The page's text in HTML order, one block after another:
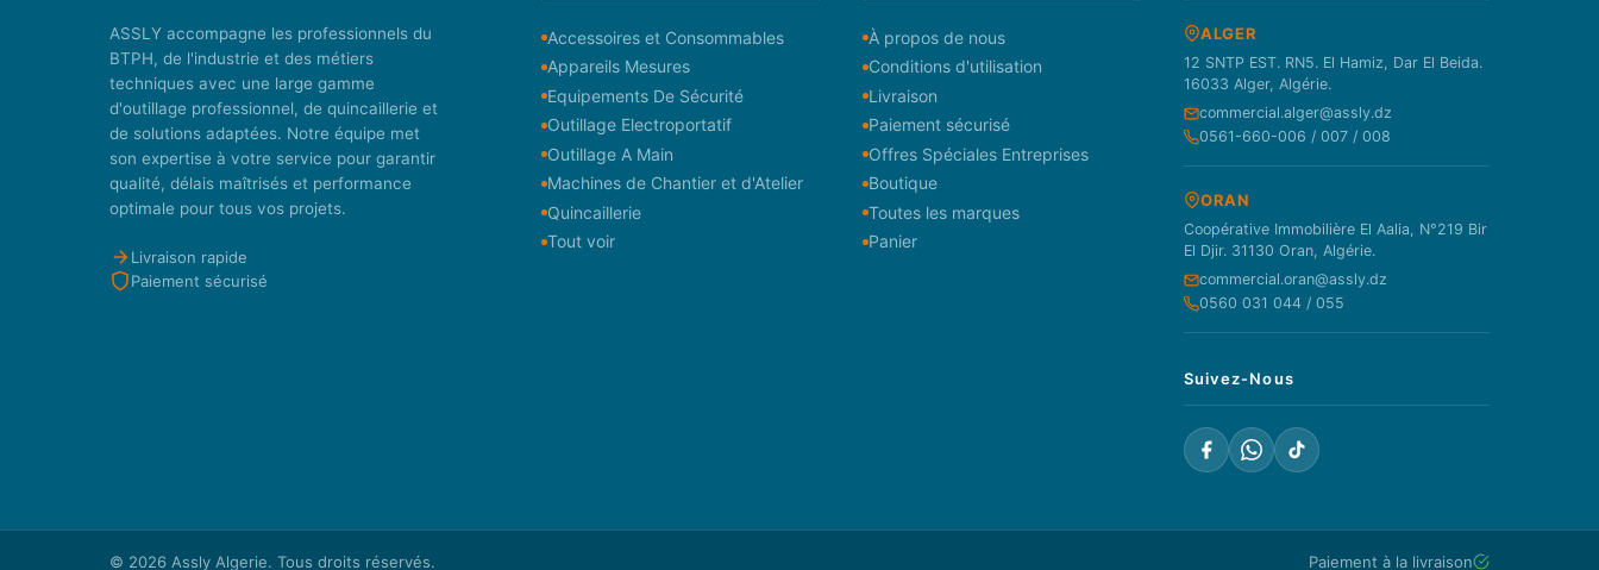
ASSLY accompagne les professionnels du
BTPH, de l'industrie et des métiers
techniques avec une large gamme
d'outillage professionnel, de quincaillerie et
de solutions adaptées. Notre équipe met
son expertise à votre service pour garantir
qualité, délais maîtrisés et performance
optimale pour tous vos projets.
Livraison rapide
Paiement sécurisé
Accessoires et Consommables
Appareils Mesures
Equipements De Sécurité
Outillage Electroportatif
Outillage A Main
Machines de Chantier et d'Atelier
Quincaillerie
Tout voir
À propos de nous
Conditions d'utilisation
Livraison
Paiement sécurisé
Offres Spéciales Entreprises
Boutique
Toutes les marques
Panier
ALGER
12 SNTP EST. RN5. El Hamiz, Dar El Beida.
16033 Alger, Algérie.
commercial.alger@assly.dz
0561-660-006 / 007 / 008
ORAN
Coopérative Immobilière El Aalia, N°219 Bir
El Djir. 31130 Oran, Algérie.
commercial.oran@assly.dz
0560 031 044 / 055
Suivez-Nous
© 2026 Assly Algerie. Tous droits réservés. Paiement à la livraison